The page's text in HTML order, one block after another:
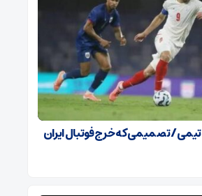
پشت پرده لیگ ۱۸ تیمی / تصمیمی که خرج فوتبال ایران